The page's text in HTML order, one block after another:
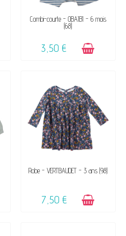
DISPONIBLE
Combi-courte - OBAÏBI - 6 mois
(68)
3,50 €
DISPONIBLE
Robe - VERTBAUDET - 3 ans (98)
7,50 €